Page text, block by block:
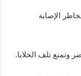
الإصابة
وتمنع تلف الخلايا.